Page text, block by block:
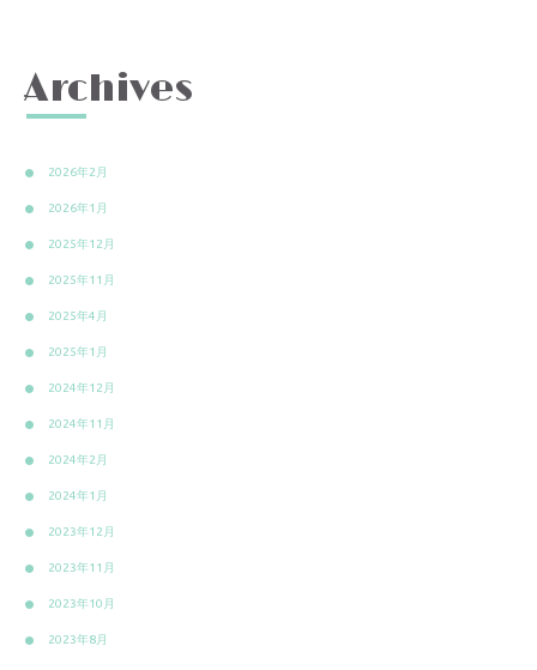
Archives
2026年2月
2026年1月
2025年12月
2025年11月
2025年4月
2025年1月
2024年12月
2024年11月
2024年2月
2024年1月
2023年12月
2023年11月
2023年10月
2023年8月